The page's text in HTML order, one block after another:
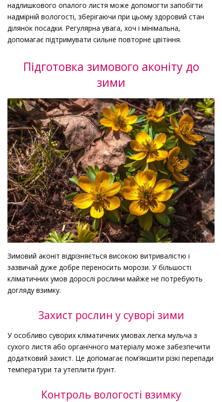
надлишкового опалого листя може допомогти запобігти
надмірній вологості, зберігаючи при цьому здоровий стан
ділянок посадки. Регулярна увага, хоч і мінімальна,
допомагає підтримувати сильне повторне цвітіння.
Підготовка зимового аконіту до
зими
Зимовий аконіт відрізняється високою витривалістю і
зазвичай дуже добре переносить морози. У більшості
кліматичних умов дорослі рослини майже не потребують
догляду взимку.
Захист рослин у суворі зими
У особливо суворих кліматичних умовах легка мульча з
сухого листя або органічного матеріалу може забезпечити
додатковий захист. Це допомагає пом’якшити різкі перепади
температури та утеплити ґрунт.
Контроль вологості взимку